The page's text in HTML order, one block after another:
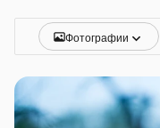
Фотографии